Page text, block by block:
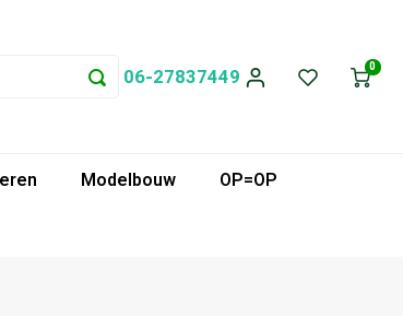
06-27837449 0
Modelbouw
OP=OP